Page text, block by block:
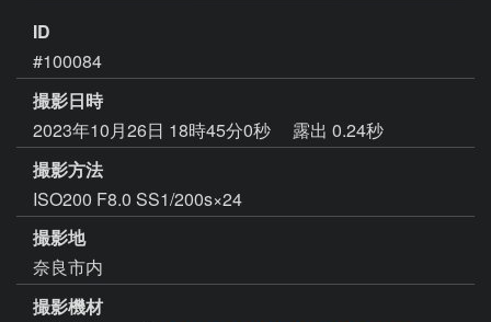
ID
#100084
撮影日時
2023年10月26日 18時45分0秒
露出 0.24秒
撮影方法
ISO200 F8.0 SS1/200s×24
撮影地
奈良市内
撮影機材